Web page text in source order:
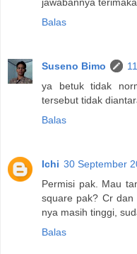
Balas
Suseno Bimo
ya betuk tidak
tersebut tidak
Balas
Ichi 30 September
Permisi pak. Mau
square pak? Cr
nya masih tinggi,
Balas